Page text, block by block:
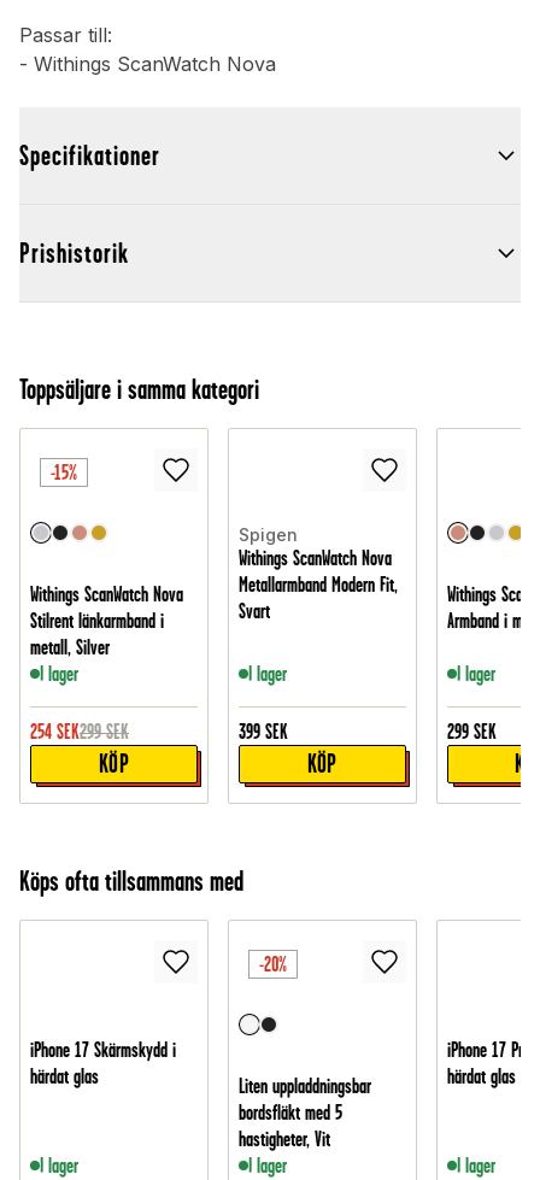
Passar till:
- Withings ScanWatch Nova
Specifikationer
Prishistorik
Toppsäljare i samma kategori
-15%
Withings ScanWatch Nova
Stilrent länkarmband i
metall, Silver
I lager
254 SEK299 SEK
KÖP
Spigen
Withings ScanWatch Nova
Metallarmband Modern Fit,
Svart
I lager
399 SEK
KÖP
Withings
Armband i
I lager
299 SEK
Köps ofta tillsammans med
iPhone 17 Skärmskydd i
härdat glas
I lager
-20%
Liten uppladdningsbar
bordsfläkt med 5
hastigheter, Vit
I lager
iPhone 17 Pro
härdat glas
I lager